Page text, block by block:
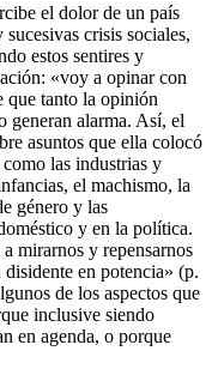
el dolor de un país
crisis sociales,
estos sentires y
«voy a opinar con
que tanto la opinión
generan alarma. Así, el
asuntos que ella colocó
las industrias y
el machismo, la
género y las
y en la política.
mirarnos y repensarnos
en potencia» (p.
de los aspectos que
inclusive siendo
en agenda, o porque